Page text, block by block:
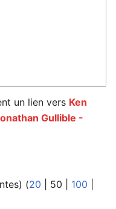
un lien vers Ken
Gullible -
) (20 50 100